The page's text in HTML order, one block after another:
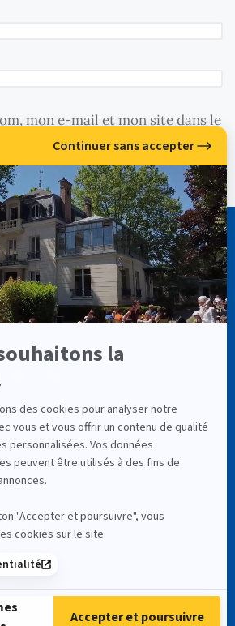
mon e-mail et mon site dans le
prochain commentaire.
Public)